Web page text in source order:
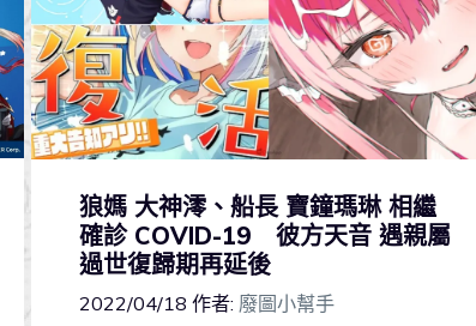
狼媽 大神澪、船長 寶鐘瑪琳 相繼
確診 COVID-19 彼方天音 遇親屬
過世復歸期再延後
2022/04/18 作者: 廢圖小幫手